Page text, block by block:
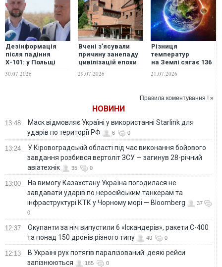
Дезінформація
після падіння
Х-101: у Польщі
проти України та
30.07.2026
Вчені з’ясували
причину занепаду
цивілізацій епохи
29.07.2026
Різниця
температур
на Землі сягає 136
градусів: у
–84, в Ірані +52
21.07.2026
Правила коментування ! »
НОВИНИ
13:48
Маск відмовляє Україні у використанні Starlink для
ударів по території РФ
6 0
13:24
У Кіровоградській області під час виконання бойового
завдання розбився вертоліт ЗСУ — загинув 28-річний
авіатехнік
35 0
13:00
На вимогу Казахстану Україна погодилася не
завдавати ударів по неросійським танкерам та
інфраструктурі КТК у Чорному морі — Bloomberg
37
0
12:37
Окупанти за ніч випустили 6 «Іскандерів», ракети С-400
та понад 150 дронів різного типу
40 0
12:13
В Україні рух потягів паралізований: деякі рейси
запізнюються
185 0